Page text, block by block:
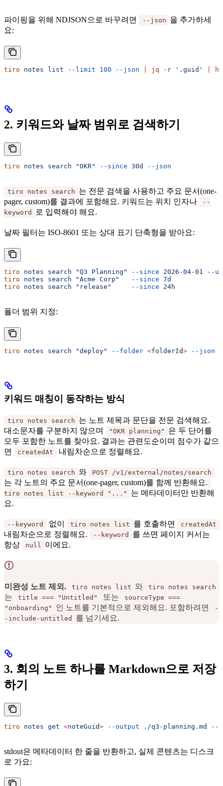
파이핑을 위해 NDJSON으로 바꾸려면 --json 을 추가하세
요:
tiro notes list --limit 100 --json jq -r '.guid'
2. 키워드와 날짜 범위로 검색하기
tiro notes search "OKR" --since 30d --json
tiro notes search 는 전문 검색을 사용하고 주요 문서(one-
pager, custom)를 결과에 포함해요. 키워드는 위치 인자나
--
keyword
로 입력해야 해요.
날짜 필터는 ISO-8601 또는 상대 표기 단축형을 받아요:
tiro notes search "Q3 Planning" --since 2026-04-01
--
tiro notes search "Acme Corp"
   --since
7d
tiro notes search "release"
     --since
24h
폴더 범위 지정:
tiro notes search "deploy" --folder <folderId> --json
키워드 매칭이 동작하는 방식
tiro notes search 는 노트 제목과 문단을 전문 검색해요.
대소문자를 구분하지 않으며
"OKR planning"
은 두 단어를
모두 포함한 노트를 찾아요. 결과는 관련도순이며 점수가 같으
면
createdAt 내림차순으로 정렬해요.
tiro notes search 와 POST /v1/external/notes/search
는 각 노트의 주요 문서(one-pager, custom)를 함께 반환해요.
tiro notes list --keyword "..."
는 메타데이터만 반환해
요.
--keyword 없이 tiro notes list 를 호출하면 createdAt
내림차순으로 정렬해요. --keyword
를 쓰면 페이지 커서는
항상
null 이에요.
미완성 노트 제외. tiro notes list 와 tiro notes search
는 title === "Untitled" 또는
sourceType ===
"onboarding"
인 노트를 기본적으로 제외해요. 포함하려면
-
-include-untitled
를 넘기세요.
3. 회의 노트 하나를 Markdown으로 저장
하기
tiro notes get <noteGuid> --output ./q3-planning.md --
stdout은 메타데이터 한 줄을 반환하고, 실제 콘텐츠는 디스크
로 가요: